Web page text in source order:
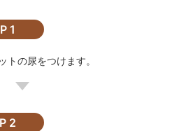
1
トの尿をつけます。
2